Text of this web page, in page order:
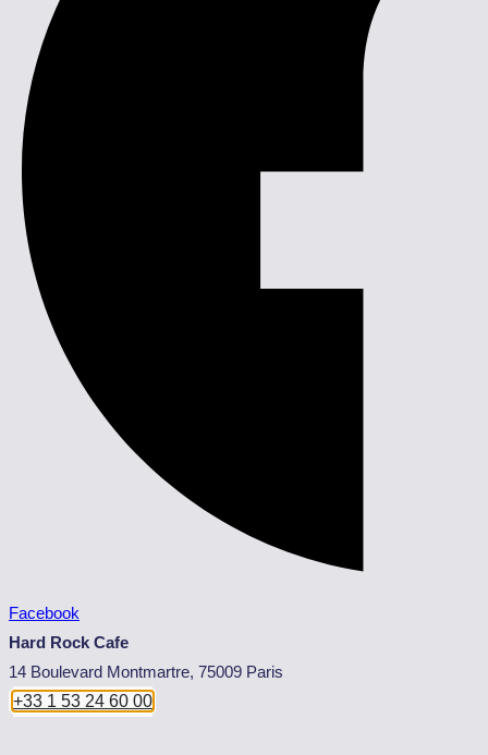
Facebook
Hard Rock Cafe
14 Boulevard Montmartre, 75009 Paris
+33 1 53 24 60 00